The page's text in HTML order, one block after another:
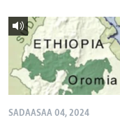
SADAASAA 04, 2024